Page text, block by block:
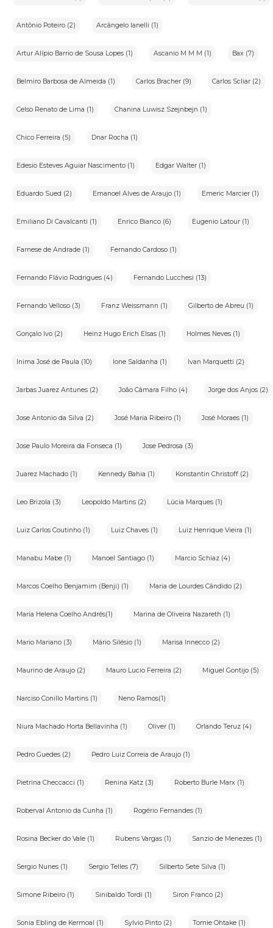
Antônio Poteiro (2) Arcângelo Ianelli (1)
Artur Alípio Barrio de Sousa Lopes (1) Ascanio M M M (1) Bax (7)
Belmiro Barbosa de Almeida (1) Carlos Bracher (9) Carlos Scliar (2)
Celso Renato de Lima (1) Chanina Luwisz Szejnbejn (1)
Chico Ferreira (5) Dnar Rocha (1)
Edesio Esteves Aguiar Nascimento (1) Edgar Walter (1)
Eduardo Sued (2) Emanoel Alves de Araujo (1) Emeric Marcier (1)
Emiliano Di Cavalcanti (1) Enrico Bianco (6) Eugenio Latour (1)
Farnese de Andrade (1) Fernando Cardoso (1)
Fernando Flávio Rodrigues (4) Fernando Lucchesi (13)
Fernando Velloso (3) Franz Weissmann (1) Gilberto de Abreu (1)
Gonçalo Ivo (2) Heinz Hugo Erich Elsas (1) Holmes Neves (1)
Inima José de Paula (10) Ione Saldanha (1) Ivan Marquetti (2)
Jarbas Juarez Antunes (2) João Câmara Filho (4) Jorge dos Anjos (2)
Jose Antonio da Silva (2) José Maria Ribeiro (1) José Moraes (1)
Jose Paulo Moreira da Fonseca (1) Jose Pedrosa (3)
Juarez Machado (1) Kennedy Bahia (1) Konstantin Christoff (2)
Leo Brizola (3) Leopoldo Martins (2) Lúcia Marques (1)
Luiz Carlos Coutinho (1) Luiz Chaves (1) Luiz Henrique Vieira (1)
Manabu Mabe (1) Manoel Santiago (1) Marcio Schiaz (4)
Marcos Coelho Benjamim (Benji) (1) Maria de Lourdes Cândido (2)
Maria Helena Coelho Andrés(1) Marina de Oliveira Nazareth (1)
Mario Mariano (3) Mário Silésio (1) Marisa Innecco (2)
Maurino de Araujo (2) Mauro Lucio Ferreira (2) Miguel Gontijo (5)
Narciso Conillo Martins (1) Neno Ramos(1)
Niura Machado Horta Bellavinha (1) Oliver (1) Orlando Teruz (4)
Pedro Guedes (2) Pedro Luiz Correia de Araujo (1)
Pietrina Checcacci (1) Renina Katz (3) Roberto Burle Marx (1)
Roberval Antonio da Cunha (1) Rogério Fernandes (1)
Rosina Becker do Vale (1) Rubens Vargas (1) Sanzio de Menezes (1)
Sergio Nunes (1) Sergio Telles (7) Silberto Sete Silva (1)
Simone Ribeiro (1) Sinibaldo Tordi (1) Siron Franco (2)
Sonia Ebling de Kermoal (1) Sylvio Pinto (2) Tomie Ohtake (1)